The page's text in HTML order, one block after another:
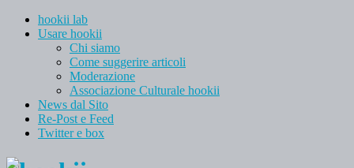
hookii lab
Usare hookii
Chi siamo
Come suggerire articoli
Moderazione
Associazione Culturale hookii
News dal Sito
Re-Post e Feed
Twitter e box